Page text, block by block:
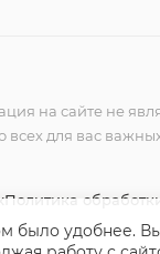
на сайте не
для вас
Политика
было удобнее.